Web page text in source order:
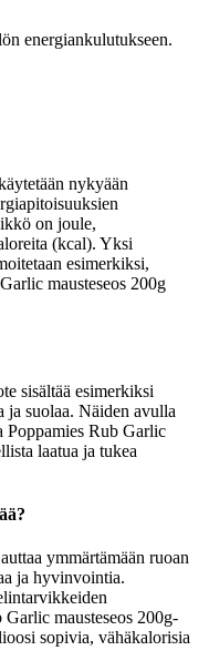
energiankulutukseen.
nykyään
on joule,
(kcal). Yksi
esimerkiksi,
mausteseos 200g
sisältää esimerkiksi
ja suolaa. Näiden avulla
Poppamies Rub Garlic
laatua ja tukea
ymmärtämään ruoan
ja hyvinvointia.
mausteseos 200g-
sopivia, vähäkalorisia